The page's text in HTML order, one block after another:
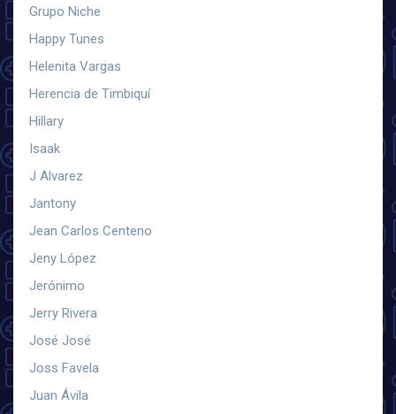
Grupo Niche
Happy Tunes
Helenita Vargas
Herencia de Timbiquí
Hillary
Isaak
J Alvarez
Jantony
Jean Carlos Centeno
Jeny López
Jerónimo
Jerry Rivera
José José
Joss Favela
Juan Ávila